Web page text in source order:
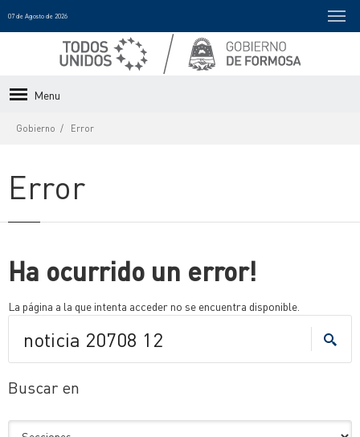
07 de Agosto de 2026
Menu
Gobierno Error
Error
Ha ocurrido un error!
La página a la que intenta acceder no se encuentra disponible.
Buscar en